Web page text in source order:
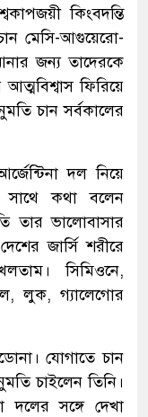
কিংবদন্তি
মেসি-আগুয়েরো-
জন্য তাদেরকে
ফিরিয়ে
চান সর্বকালের
দল নিয়ে
সাথে কথা বলেন
তার ভালোবাসার
জার্সি শরীরে
সিমিওনে,
লুক, গ্যালেগোর
যোগাতে চান
চাইলেন তিনি।
সঙ্গে দেখা